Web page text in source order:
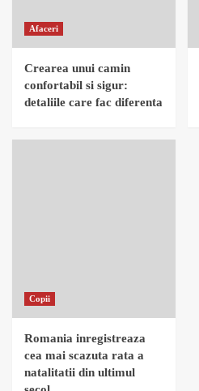
Afaceri
Crearea unui camin
confortabil si sigur:
detaliile care fac diferenta
Copii
Romania inregistreaza
cea mai scazuta rata a
natalitatii din ultimul